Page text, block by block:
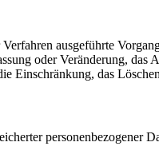
ausgeführte
oder Veränderung,
Einschränkung, das
personenbezogener